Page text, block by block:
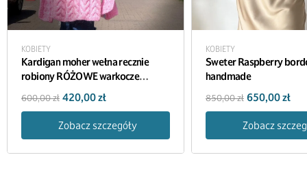
KOBIETY
Kardigan moher wełna recznie
robiony RÓŻOWE warkocze
handmade
600,00zł 420,00zł
Zobacz szczegóły
KOBIETY
Sweter Raspberry
handmade
850,00zł 650,00zł
Zobacz